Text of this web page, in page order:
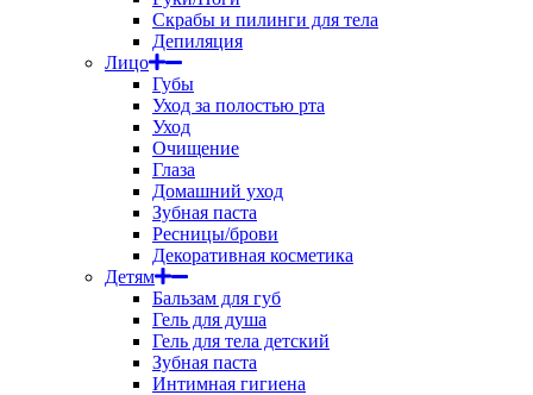
Скрабы и пилинги для тела
Депиляция
Лицо
Губы
Уход за полостью рта
Уход
Очищение
Глаза
Домашний уход
Зубная паста
Ресницы/брови
Декоративная косметика
Детям
Бальзам для губ
Гель для душа
Гель для тела детский
Зубная паста
Интимная гигиена